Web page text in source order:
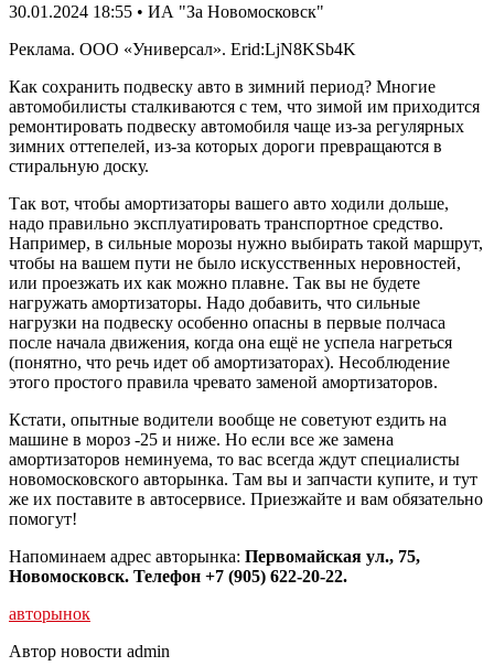
30.01.2024 18:55 • ИА "За Новомосковск"
Реклама. ООО «Универсал». Erid:LjN8KSb4K
Как сохранить подвеску авто в зимний период? Многие
автомобилисты сталкиваются с тем, что зимой им приходится
ремонтировать подвеску автомобиля чаще из-за регулярных
зимних оттепелей, из-за которых дороги превращаются в
стиральную доску.
Так вот, чтобы амортизаторы вашего авто ходили дольше,
надо правильно эксплуатировать транспортное средство.
Например, в сильные морозы нужно выбирать такой маршрут,
чтобы на вашем пути не было искусственных неровностей,
или проезжать их как можно плавне. Так вы не будете
нагружать амортизаторы. Надо добавить, что сильные
нагрузки на подвеску особенно опасны в первые полчаса
после начала движения, когда она ещё не успела нагреться
(понятно, что речь идет об амортизаторах). Несоблюдение
этого простого правила чревато заменой амортизаторов.
Кстати, опытные водители вообще не советуют ездить на
машине в мороз -25 и ниже. Но если все же замена
амортизаторов неминуема, то вас всегда ждут специалисты
новомосковского авторынка. Там вы и запчасти купите, и тут
же их поставите в автосервисе. Приезжайте и вам обязательно
помогут!
Напоминаем адрес авторынка: Первомайская ул., 75,
Новомосковск. Телефон +7 (905) 622-20-22.
авторынок
Автор новости admin